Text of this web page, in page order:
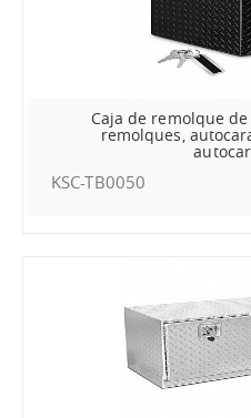
Caja de remolque
remolques,
KSC-TB0050